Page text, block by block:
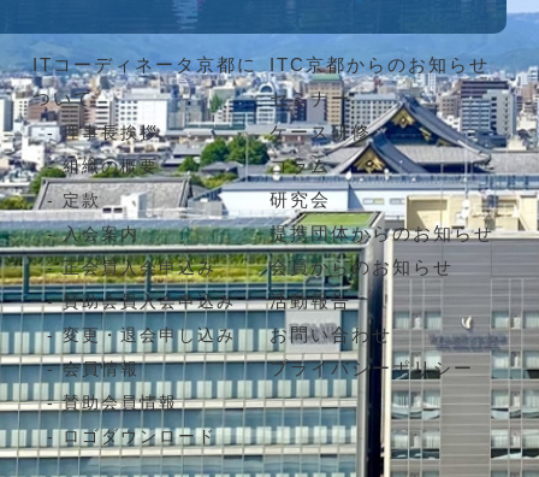
ITコーディネータ京都に
ついて
理事長挨拶
組織の概要
定款
入会案内
正会員入会申込み
賛助会員入会申込み
変更・退会申し込み
会員情報
賛助会員情報
ロゴダウンロード
ITC京都からのお知らせ
セミナー
ケース研修
コラム
研究会
提携団体からのお知らせ
会員からのお知らせ
活動報告
お問い合わせ
プライバシーポリシー